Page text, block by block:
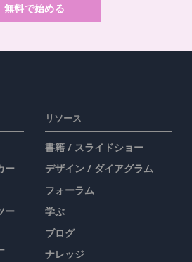
無料で始める
ー
ー
リソース
書籍 / スライドショー
デザイン / ダイアグラム
フォーラム
学ぶ
ブログ
ナレッジ